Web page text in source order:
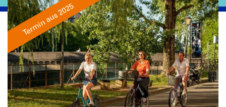
Termin aus 2025